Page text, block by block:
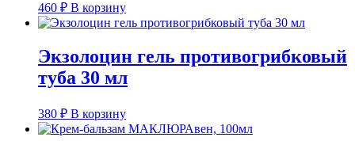
460 ₽ В корзину
Экзолоцин гель противогрибковый
туба 30 мл
380 ₽ В корзину